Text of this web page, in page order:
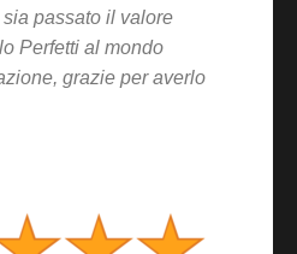
passato il valore
Perfetti al mondo
grazie per averlo